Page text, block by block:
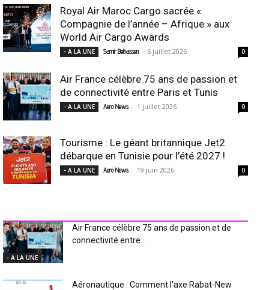
Royal Air Maroc Cargo sacrée «
Compagnie de l’année – Afrique » aux
World Air Cargo Awards
- A LA UNE Samir Belhassen - 6 juillet 2026 0
Air France célèbre 75 ans de passion et
de connectivité entre Paris et Tunis
- A LA UNE Aero News - 1 juillet 2026 0
Tourisme : Le géant britannique Jet2
débarque en Tunisie pour l’été 2027 !
- A LA UNE Aero News - 19 juin 2026 0
- A LA UNE
Air France célèbre 75 ans de passion et de
connectivité entre...
Aéronautique : Comment l’axe Rabat-New